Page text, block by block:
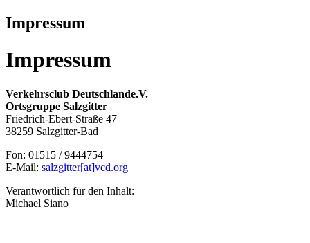
Impressum
Impressum
Verkehrsclub Deutschlande.V.
Ortsgruppe Salzgitter
Friedrich-Ebert-Straße 47
38259 Salzgitter-Bad
Fon: 01515 / 9444754
E-Mail: salzgitter[at]vcd.org
Verantwortlich für den Inhalt:
Michael Siano